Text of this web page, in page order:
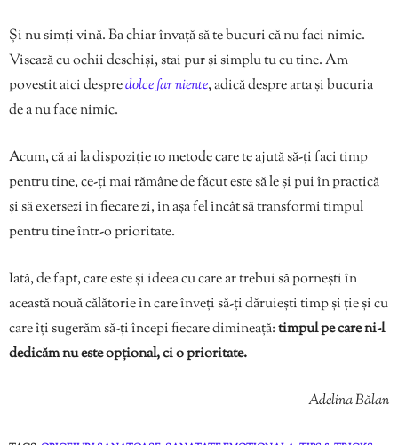
Și nu simți vină. Ba chiar învață să te bucuri că nu faci nimic.
Visează cu ochii deschiși, stai pur și simplu tu cu tine. Am
povestit aici despredolce far niente, adică despre arta și bucuria
de a nu face nimic.
Acum, că ai la dispoziție 10 metode care te ajută să-ți faci timp
pentru tine, ce-ți mai rămâne de făcut este să le și pui în practică
și să exersezi în fiecare zi, în așa fel încât să transformi timpul
pentru tine într-o prioritate.
Iată, de fapt, care este și ideea cu care ar trebui să pornești în
această nouă călătorie în care înveți să-ți dăruiești timp și ție și cu
care îți sugerăm să-ți începi fiecare dimineață:timpul pe care ni-l
dedicăm nu este opțional, ci o prioritate.
Adelina Bălan